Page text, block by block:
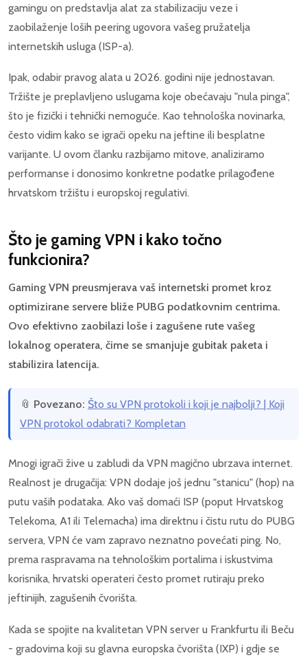
gamingu on predstavlja alat za stabilizaciju veze i
zaobilaženje loših peering ugovora vašeg pružatelja
internetskih usluga (ISP-a).
Ipak, odabir pravog alata u 2026. godini nije jednostavan.
Tržište je preplavljeno uslugama koje obećavaju "nula pinga",
što je fizički i tehnički nemoguće. Kao tehnološka novinarka,
često vidim kako se igrači opeku na jeftine ili besplatne
varijante. U ovom članku razbijamo mitove, analiziramo
performanse i donosimo konkretne podatke prilagođene
hrvatskom tržištu i europskoj regulativi.
Što je gaming VPN i kako točno
funkcionira?
Gaming VPN preusmjerava vaš internetski promet kroz
optimizirane servere bliže PUBG podatkovnim centrima.
Ovo efektivno zaobilazi loše i zagušene rute vašeg
lokalnog operatera, čime se smanjuje gubitak paketa i
stabilizira latencija.
📎 Povezano: Što su VPN protokoli i koji je najbolji? | Koji
VPN protokol odabrati? Kompletan
Mnogi igrači žive u zabludi da VPN magično ubrzava internet.
Realnost je drugačija: VPN dodaje još jednu "stanicu" (hop) na
putu vaših podataka. Ako vaš domaći ISP (poput Hrvatskog
Telekoma, A1 ili Telemacha) ima direktnu i čistu rutu do PUBG
servera, VPN će vam zapravo neznatno povećati ping. No,
prema raspravama na tehnološkim portalima i iskustvima
korisnika, hrvatski operateri često promet rutiraju preko
jeftinijih, zagušenih čvorišta.
Kada se spojite na kvalitetan VPN server u Frankfurtu ili Beču
- gradovima koji su glavna europska čvorišta (IXP) i gdje se